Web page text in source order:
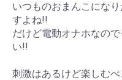
いつものおまんこにな
すよね!!
だけど電動オナホなの
い!!
刺激はあるけど楽しむ